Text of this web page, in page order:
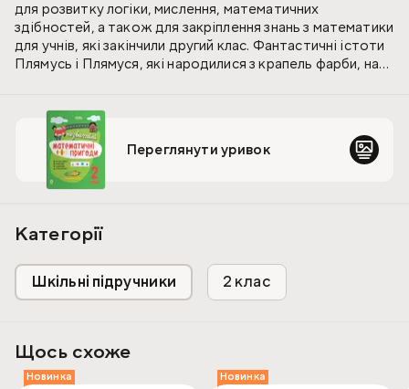
для розвитку логіки, мислення, математичних
здібностей, а також для закріплення знань з математики
для учнів, які закінчили другий клас. Фантастичні істоти
Плямусь і Плямуся, які народилися з крапель фарби, на
пропонують дитині не тільки розв’язати різні
математичні завдання, але й здійснити захопливу
подорож, пізнаючи навколишній світ.
Переглянути уривок
Категорії
Шкільні підручники 2 клас
Щось схоже
Новинка
Новинка